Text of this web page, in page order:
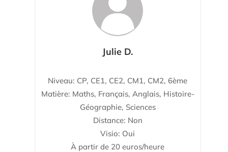
Julie D.
Niveau: CP, CE1, CE2, CM1, CM2, 6ème
Matière: Maths, Français, Anglais, Histoire-
Géographie, Sciences
Distance: Non
Visio: Oui
À partir de 20 euros/heure